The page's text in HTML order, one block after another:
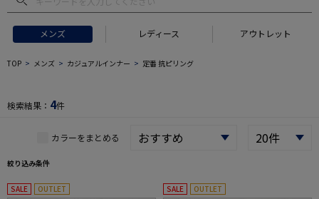
メンズ レディース アウトレット
フトにおすすめ #セットアップ スーツ
TOP メンズ カジュアルインナー 定番 抗ピリング
検索結果： 4件
カラーをまとめる
絞り込み条件
SALE OUTLET SALE OUTLET